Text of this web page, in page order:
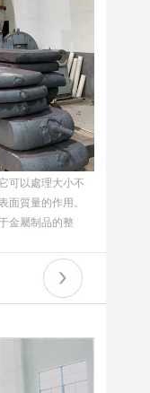
可以處理大小不
面質量的作用。
金屬制品的整